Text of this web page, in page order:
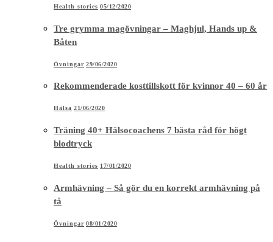
Health stories 05/12/2020
Tre grymma magövningar – Maghjul, Hands up &
Båten
Övningar 29/06/2020
Rekommenderade kosttillskott för kvinnor 40 – 60 år
Hälsa 21/06/2020
Träning 40+ Hälsocoachens 7 bästa råd för högt
blodtryck
Health stories 17/01/2020
Armhävning – Så gör du en korrekt armhävning på
tå
Övningar 08/01/2020